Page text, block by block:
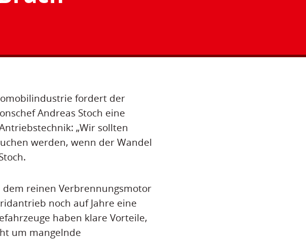
fordert der
Andreas Stoch eine
„Wir sollten
werden, wenn der Wandel
dem reinen Verbrennungsmotor
noch auf Jahre eine
haben klare Vorteile,
um mangelnde